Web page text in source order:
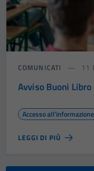
COMUNICATI 11
Avviso Buoni
Accesso all'informazione
LEGGI DI PIÙ